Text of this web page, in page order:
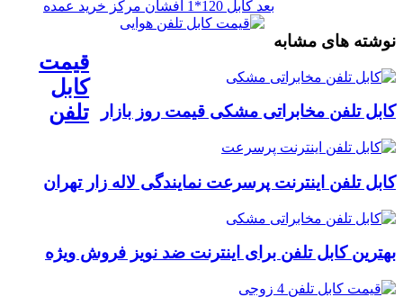
بعد کابل 120*1 افشان مرکز خرید عمده
نوشته های مشابه
کابل تلفن مخابراتی مشکی قیمت روز بازار
کابل تلفن اینترنت پرسرعت نمایندگی لاله زار تهران
بهترین کابل تلفن برای اینترنت ضد نویز فروش ویژه
قیمت
کابل
تلفن